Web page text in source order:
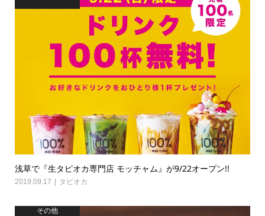
浅草で『生タピオカ専門店 モッチャム』が9/22オープン!!
2019.09.17 タピオカ
その他